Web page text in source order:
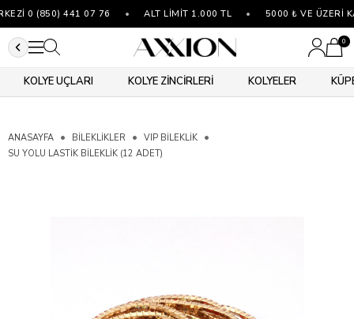
0 (850) 441 07 76 ALT LİMİT 1.000 TL 5000 ₺ VE ÜZERİ
0
KOLYE UÇLARI KOLYE ZİNCİRLERİ KOLYELER
ANASAYFA BİLEKLİKLER
VIP BILEKLIK
SU YOLU LASTIK BILEKLIK (12 ADET)